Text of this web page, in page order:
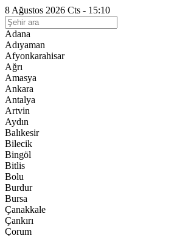
8 Ağustos 2026 Cts - 15:10
Adana
Adıyaman
Afyonkarahisar
Ağrı
Amasya
Ankara
Antalya
Artvin
Aydın
Balıkesir
Bilecik
Bingöl
Bitlis
Bolu
Burdur
Bursa
Çanakkale
Çankırı
Çorum